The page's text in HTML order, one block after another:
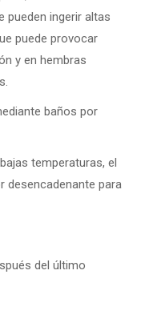
pueden ingerir altas
puede provocar
y en hembras
baños por
temperaturas, el
desencadenante para
del último